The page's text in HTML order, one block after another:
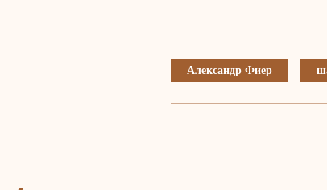
Александр Фиер